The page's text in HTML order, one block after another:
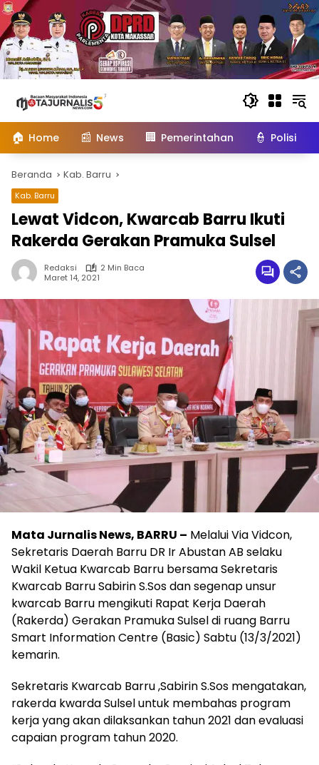
konten
🏠 Home 📰 News 🏢 Pemerintahan 👮 Polisi
Beranda Kab. Barru
Kab. Barru
Lewat Vidcon, Kwarcab Barru Ikuti
Rakerda Gerakan Pramuka Sulsel
Redaksi
2 Min Baca
Maret 14, 2021
Mata Jurnalis News, BARRU – Melalui Via Vidcon,
Sekretaris Daerah Barru DR Ir Abustan AB selaku
Wakil Ketua Kwarcab Barru bersama Sekretaris
Kwarcab Barru Sabirin S.Sos dan segenap unsur
kwarcab Barru mengikuti Rapat Kerja Daerah
(Rakerda) Gerakan Pramuka Sulsel di ruang Barru
Smart Information Centre (Basic) Sabtu (13/3/2021)
kemarin.
Sekretaris Kwarcab Barru ,Sabirin S.Sos mengatakan,
rakerda kwarda Sulsel untuk membahas program
kerja yang akan dilaksankan tahun 2021 dan evaluasi
capaian program tahun 2020.